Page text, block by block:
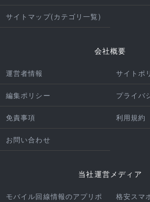
サイトマップ(カテゴリ一覧)
会社概要
運営者情報 サイトポ
編集ポリシー プライバ
免責事項 利用規約
お問い合わせ
当社運営メディア
モバイル回線情報のアプリポ 格安スマ